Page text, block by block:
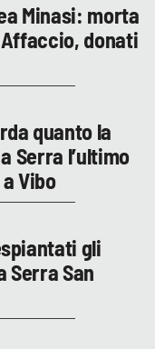
Minasi: morta
donati
quanto la
Serra l’ultimo
Vibo
gli
Serra San